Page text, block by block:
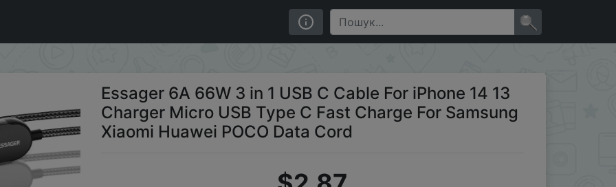
13 Charger Micro USB Type C Fast Charge For Samsung Xiaomi Huawei POCO Data Cord
Essager 6A 66W 3 in 1 USB C Cable For iPhone 14 13
Charger Micro USB Type C Fast Charge For Samsung
Xiaomi Huawei POCO Data Cord